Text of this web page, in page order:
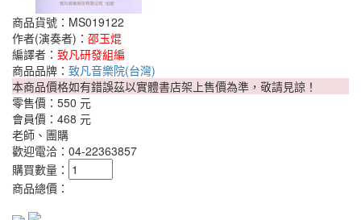
商品貨號：MS019122
作者(演奏者)： 邵玉焜
編譯者： 致凡研發組編
商品品牌： 致凡音樂院(台灣)
本商品價格如有錯誤茲以實體書店架上售價為準，敬請見諒！
零售價： 550 元
會員價： 468 元
老師、團購
歡迎電洽：04-22363857
購買數量：
商品總價：